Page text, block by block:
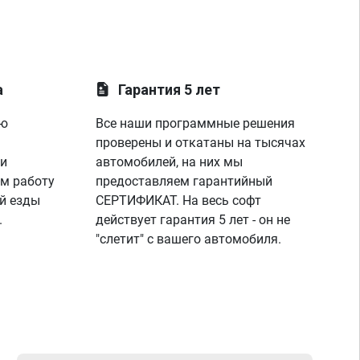
работу
езды
Гарантия 5 лет
Все наши программные решения
проверены и откатаны на тысячах
автомобилей, на них мы
предоставляем гарантийный
СЕРТИФИКАТ. На весь софт
действует гарантия 5 лет - он не
"слетит" с вашего автомобиля.